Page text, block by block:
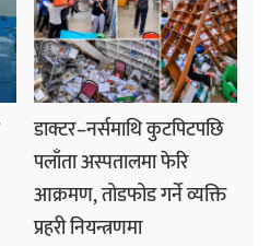
डाक्टर–नर्समाथि कुटपिटपछि
पलाँता अस्पतालमा फेरि
आक्रमण, तोडफोड गर्ने व्यक्ति
प्रहरी नियन्त्रणमा